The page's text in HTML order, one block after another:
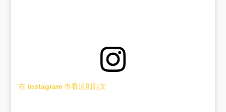
在 Instagram 查看這則貼文